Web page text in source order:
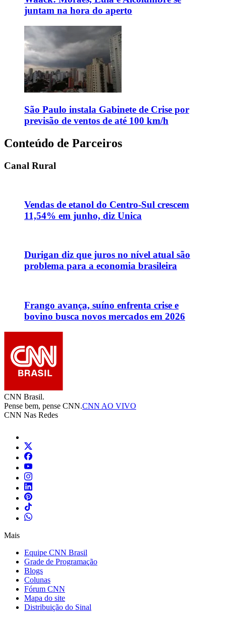
juntam na hora do aperto
São Paulo instala Gabinete de Crise por
previsão de ventos de até 100 km/h
Conteúdo de Parceiros
Canal Rural
Vendas de etanol do Centro-Sul crescem
11,54% em junho, diz Unica
Durigan diz que juros no nível atual são
problema para a economia brasileira
Frango avança, suíno enfrenta crise e
bovino busca novos mercados em 2026
CNN Brasil.
Pense bem, pense CNN.CNN AO VIVO
CNN Nas Redes
Mais
Equipe CNN Brasil
Grade de Programação
Blogs
Colunas
Fórum CNN
Mapa do site
Distribuição do Sinal